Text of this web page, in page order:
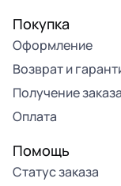
Покупка
Оформление
Возврат и
Получение заказа
Оплата
Помощь
Статус заказа